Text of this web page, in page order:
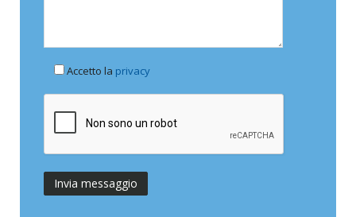
Accetto la privacy